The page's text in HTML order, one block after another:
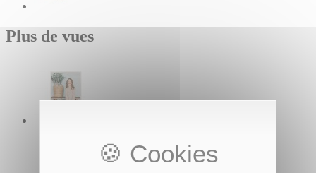
Plus de vues